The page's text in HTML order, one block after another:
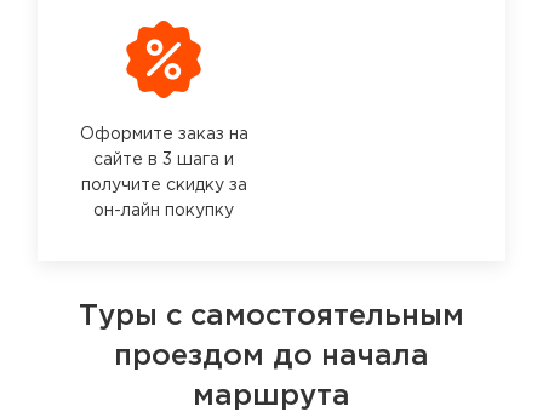
Оформите заказ на
сайте в 3 шага и
получите скидку за
он-лайн покупку
Туры с самостоятельным
проездом до начала
маршрута